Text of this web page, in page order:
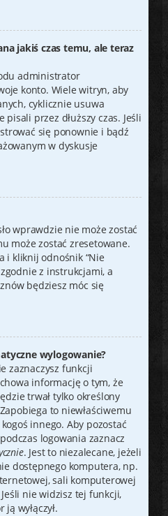
jakiś czas temu, ale teraz
administrator
konto. Wiele witryn, aby
cyklicznie usuwa
przez dłuższy czas. Jeśli
się ponownie i bądź
w dyskusje
wprawdzie nie może zostać
może zostać zresetowane.
i kliknij odnośnik “Nie
z instrukcjami, a
będziesz móc się
wylogowanie?
zaznaczysz funkcji
informację o tym, że
trwał tylko określony
to niewłaściwemu
innego. Aby pozostać
logowania zaznacz
. Jest to niezalecane, jeżeli
dostępnego komputera, np.
sali komputerowej
nie widzisz tej funkcji,
wyłączył.